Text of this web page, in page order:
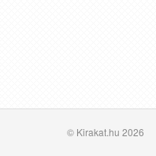
© Kirakat.hu 2026